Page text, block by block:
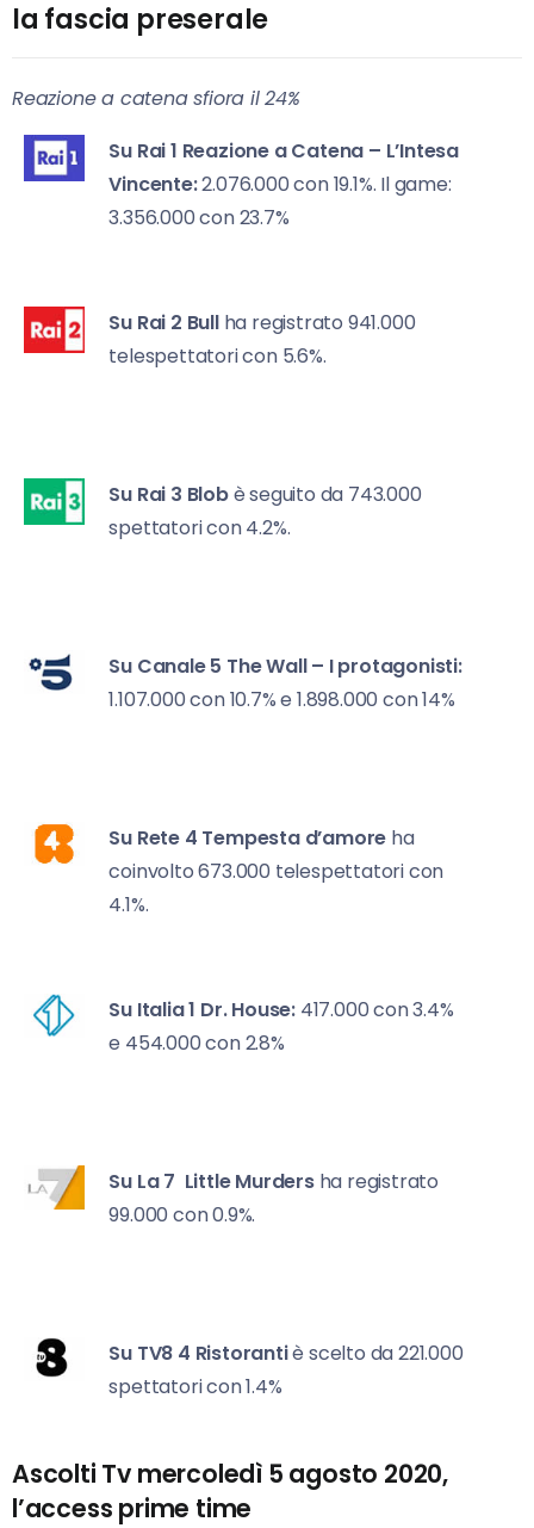
la fascia preserale
Reazione a catena sfiora il 24%
Su Rai 1 Reazione a Catena – L’Intesa
Vincente:2.076.000 con 19.1%. Il game:
3.356.000 con 23.7%
Su Rai 2 Bull ha registrato 941.000
telespettatori con 5.6%.
Su Rai 3 Blobè seguito da 743.000
spettatori con 4.2%.
Su Canale 5 The Wall – I protagonisti:
1.107.000 con 10.7% e 1.898.000 con 14%
Su Rete 4 Tempesta d’amore ha
coinvolto 673.000 telespettatori con
4.1%.
Su Italia 1 Dr. House: 417.000 con 3.4%
e 454.000 con 2.8%
Su La 7 Little Murders ha registrato
99.000 con 0.9%.
Su TV8 4 Ristorantiè scelto da 221.000
spettatori con 1.4%
Ascolti Tv mercoledì 5 agosto 2020,
l’access prime time